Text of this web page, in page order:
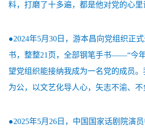
料，打磨了十多遍，都是他对党的心里
●2024年5月30日，游本昌向党组织正
书，整整21页，全部钢笔手书——“今
望党组织能接纳我成为一名党的成员
为公，以文艺化导人心，矢志不渝、不
●2025年5月26日，中国国家话剧院演